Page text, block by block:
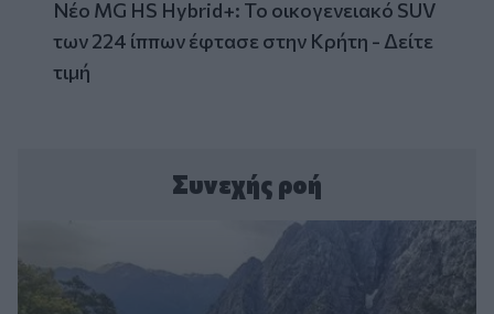
Νέο MG HS Hybrid+: Το οικογενειακό SUV
των 224 ίππων έφτασε στην Κρήτη - Δείτε
τιμή
Συνεχής ροή